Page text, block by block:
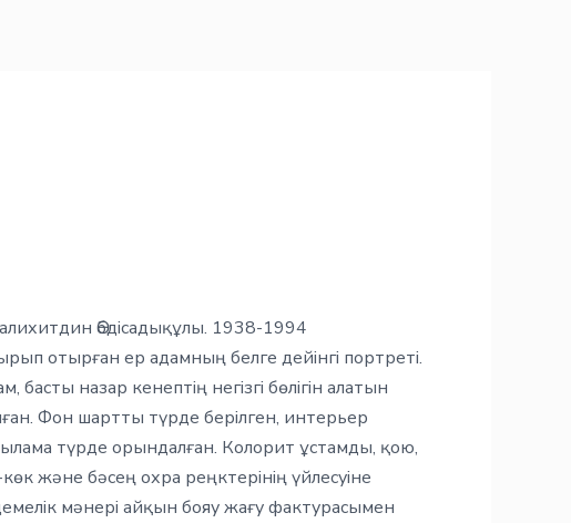
Әбдісадықұлы. 1938-1994
отырған ер адамның белге дейінгі портреті.
назар кенептің негізгі бөлігін алатын
Фон шартты түрде берілген, интерьер
түрде орындалған. Колорит ұстамды, қою,
және бәсең охра реңктерінің үйлесуіне
мәнері айқын бояу жағу фактурасымен